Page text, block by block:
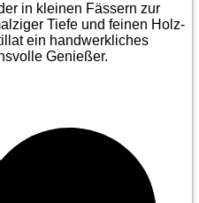
in kleinen Fässern zur
Tiefe und feinen Holz­
ein handwerkliches
Genießer.